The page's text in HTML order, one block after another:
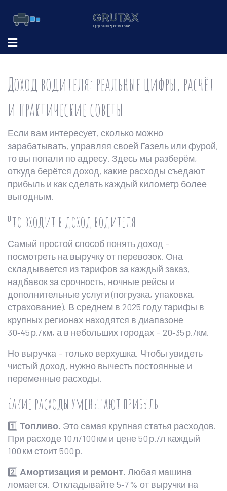
Доход водителя: реальные цифры, расчёт
и практические советы
Если вам интересует, сколько можно
зарабатывать, управляя своей Газель или фурой,
то вы попали по адресу. Здесь мы разберём,
откуда берётся доход, какие расходы съедают
прибыль и как сделать каждый километр более
выгодным.
Что входит в доход водителя
Самый простой способ понять доход –
посмотреть на выручку от перевозок. Она
складывается из тарифов за каждый заказ,
надбавок за срочность, ночные рейсы и
дополнительные услуги (погрузка, упаковка,
страхование). В среднем в 2025 году тарифы в
крупных регионах находятся в диапазоне
30‑45 р./км, а в небольших городах – 20‑35 р./км.
Но выручка – только верхушка. Чтобы увидеть
чистый доход, нужно вычесть постоянные и
переменные расходы.
Какие расходы уменьшают прибыль
1️⃣ Топливо. Это самая крупная статья расходов.
При расходе 10 л/100 км и цене 50 р./л каждый
100 км стоит 500 р.
2️⃣ Амортизация и ремонт. Любая машина
ломается. Откладывайте 5‑7 % от выручки на